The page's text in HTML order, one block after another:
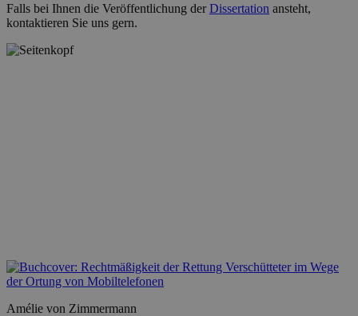
Falls bei Ihnen die Veröffentlichung derDissertation ansteht,
kontaktieren Sie uns gern.
Amélie von Zimmermann